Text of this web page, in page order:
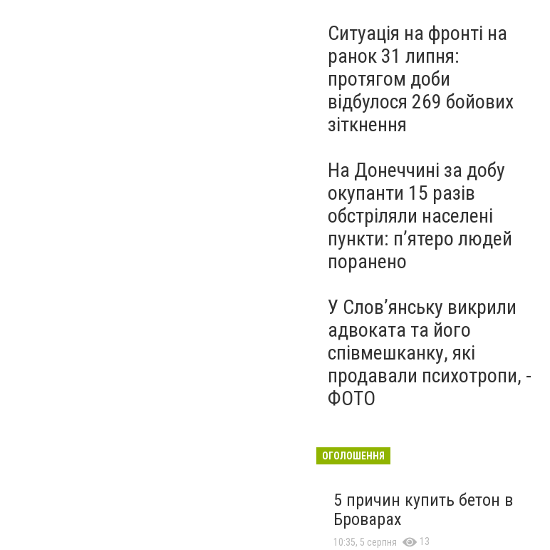
Ситуація на фронті на
ранок 31 липня:
протягом доби
відбулося 269 бойових
зіткнення
На Донеччині за добу
окупанти 15 разів
обстріляли населені
пункти: пʼятеро людей
поранено
У Слов’янську викрили
адвоката та його
співмешканку, які
продавали психотропи, -
ФОТО
ОГОЛОШЕННЯ
5 причин купить бетон в
Броварах
10:35, 5 серпня 13